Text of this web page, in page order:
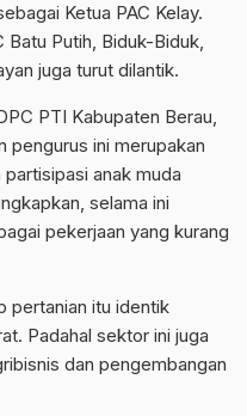
Ketua PAC Kelay.
Batu Putih, Biduk-Biduk,
juga turut dilantik.
PTI Kabupaten Berau,
pengurus ini merupakan
anak muda
selama ini
pekerjaan yang kurang
pertanian itu identik
Padahal sektor ini juga
dan pengembangan